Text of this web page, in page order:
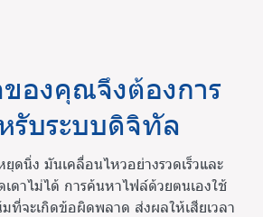
องคุณจึงต้องการ
รับระบบดิจิทัล
ดนิ่ง มันเคลื่อนไหวอย่างรวดเร็วและ
ดาไม่ได้ การค้นหาไฟล์ด้วยตนเองใช้
ที่จะเกิดข้อผิดพลาด ส่งผลให้เสียเวลา